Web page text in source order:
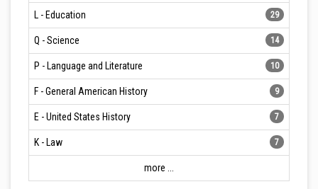
L - Education 29
Q - Science 14
P - Language and Literature 10
F - General American History 9
E - United States History 7
K - Law 7
more ...